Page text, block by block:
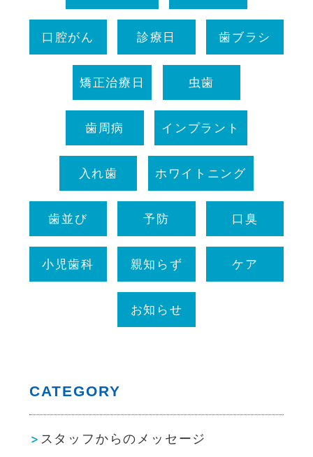
口腔がん 診療日 歯ブラシ
矯正治療日 虫歯
歯周病 インプラント
入れ歯 ホワイトニング
歯並び 予防 口臭
小児歯科 親知らず ケア
お知らせ
CATEGORY
スタッフからのメッセージ